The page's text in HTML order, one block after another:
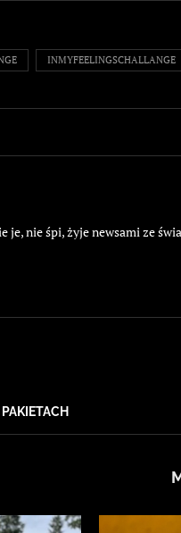
INMYFEELINGSCHALLANGE
je, nie śpi, żyje newsami ze